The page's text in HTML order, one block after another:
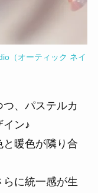
（オーティック ネイ
、パステルカ
イン♪
と暖色が隣り合
に統一感が生